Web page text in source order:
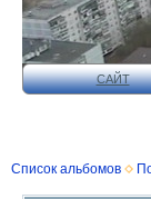
САЙТ
Список альбомов